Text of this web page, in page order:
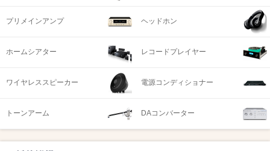
プリメインアンプ ヘッドホン
ホームシアター レコードプレイヤー
ワイヤレススピーカー 電源コンディショナー
トーンアーム DAコンバーター